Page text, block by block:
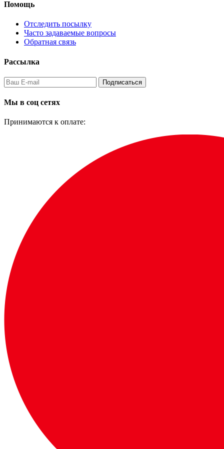
Помощь
Отследить посылку
Часто задаваемые вопросы
Обратная связь
Рассылка
Подписаться
Мы в соц сетях
Принимаются к оплате: